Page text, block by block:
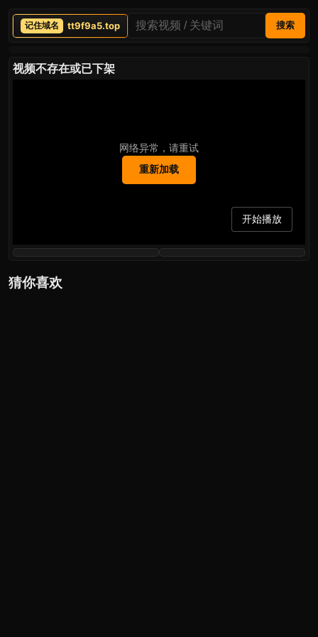
tt9f9a5.top 搜索
视频不存在或已下架
网络异常，请重试
重新加载
开始播放
猜你喜欢